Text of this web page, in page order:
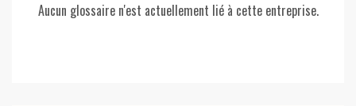
Aucun glossaire n'est actuellement lié à cette entreprise.